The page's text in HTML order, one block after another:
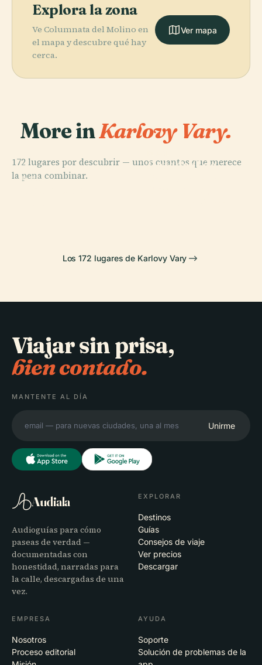
Explora la zona
Ve Columnata del Molino en
el mapa y descubre qué hay
cerca.
Ver mapa
More inKarlovy Vary.
172 lugares por descubrir — unos cuantos que merece
la pena combinar.
PLACE
PLACE
PLACE
Catedral de
Los 172 lugares de Karlovy Vary
Viajar sin prisa,
bien contado.
MANTENTE AL DÍA
Unirme
Audiala
Audioguías para cómo
paseas de verdad —
documentadas con
honestidad, narradas para
la calle, descargadas de una
vez.
EXPLORAR
Destinos
Guías
Consejos de viaje
Ver precios
Descargar
EMPRESA
Nosotros
Proceso editorial
AYUDA
Soporte
Solución de problemas de la